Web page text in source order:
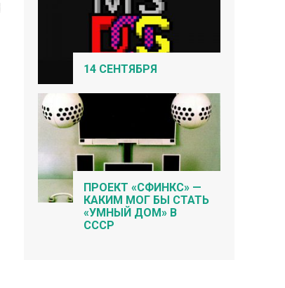
14 СЕНТЯБРЯ
ПРОЕКТ «СФИНКС» —
КАКИМ МОГ БЫ СТАТЬ
«УМНЫЙ ДОМ» В
СССР